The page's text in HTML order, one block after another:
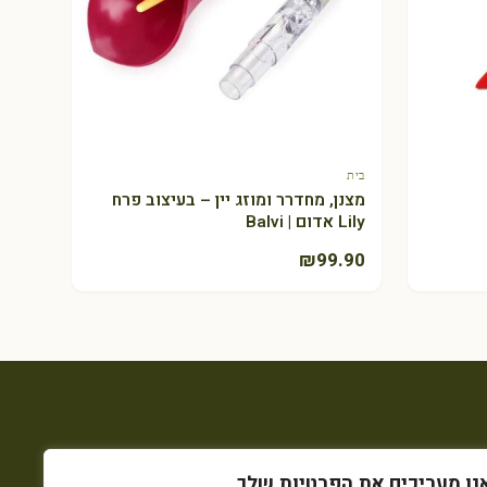
בית
מצנן, מחדרר ומוזג יין – בעיצוב פרח
Lily אדום | Balvi
₪99.90